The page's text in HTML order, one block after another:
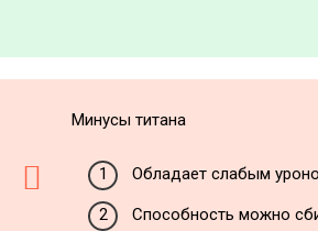
Минусы титана
Обладает слабым
Способность можно